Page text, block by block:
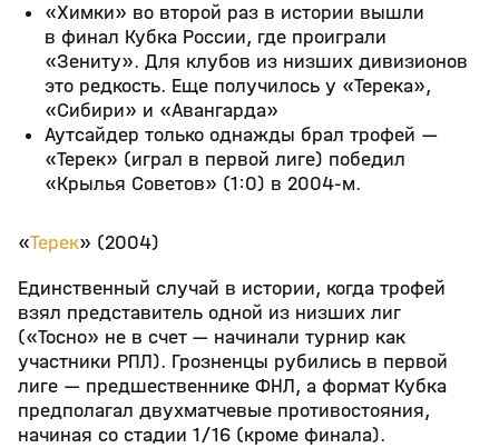
«Химки» во второй раз в истории вышли
в финал Кубка России, где проиграли
«Зениту». Для клубов из низших дивизионов
это редкость. Еще получилось у «Терека»,
«Сибири» и «Авангарда»
Аутсайдер только однажды брал трофей —
«Терек» (играл в первой лиге) победил
«Крылья Советов» (1:0) в 2004-м.
«Терек» (2004)
Единственный случай в истории, когда трофей
взял представитель одной из низших лиг
(«Тосно» не в счет — начинали турнир как
участники РПЛ). Грозненцы рубились в первой
лиге — предшественнике ФНЛ, а формат Кубка
предполагал двухматчевые противостояния,
начиная со стадии 1/16 (кроме финала).